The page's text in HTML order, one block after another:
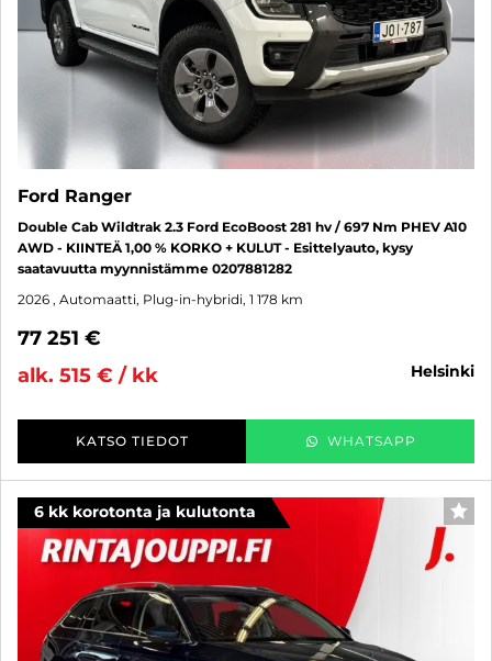
Ford Ranger
Double Cab Wildtrak 2.3 Ford EcoBoost 281 hv / 697 Nm PHEV A10
AWD - KIINTEÄ 1,00 % KORKO + KULUT - Esittelyauto, kysy
saatavuutta myynnistämme 0207881282
2026 , Automaatti, Plug-in-hybridi, 1 178 km
77 251 €
alk. 515 € / kk
helsinki
KATSO TIEDOT WHATSAPP
6 kk korotonta ja kulutonta